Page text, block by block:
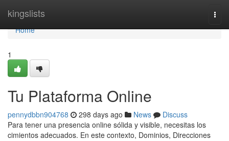
kingslists
Home
Home
1
Tu Plataforma Online
pennydbbn904768 298 days ago News
Discuss
Para tener una presencia online sólida y visible, necesitas los
cimientos adecuados. En este contexto, Dominios, Direcciones